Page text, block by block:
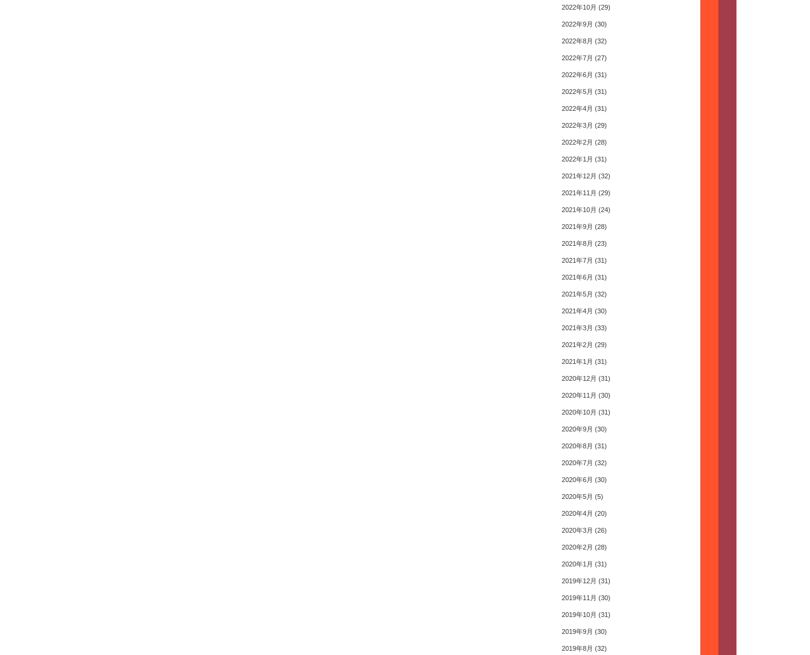
2022年10月 (29)
2022年9月 (30)
2022年8月 (32)
2022年7月 (27)
2022年6月 (31)
2022年5月 (31)
2022年4月 (31)
2022年3月 (29)
2022年2月 (28)
2022年1月 (31)
2021年12月 (32)
2021年11月 (29)
2021年10月 (24)
2021年9月 (28)
2021年8月 (23)
2021年7月 (31)
2021年6月 (31)
2021年5月 (32)
2021年4月 (30)
2021年3月 (33)
2021年2月 (29)
2021年1月 (31)
2020年12月 (31)
2020年11月 (30)
2020年10月 (31)
2020年9月 (30)
2020年8月 (31)
2020年7月 (32)
2020年6月 (30)
2020年5月 (5)
2020年4月 (20)
2020年3月 (26)
2020年2月 (28)
2020年1月 (31)
2019年12月 (31)
2019年11月 (30)
2019年10月 (31)
2019年9月 (30)
2019年8月 (32)